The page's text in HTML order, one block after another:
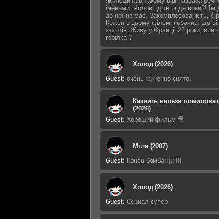
іменами. Чолові, діти, а де вони?! Їм
до неї не має. Закомплесованість,
Кожен в цьому фільмі побачив, що
захотів. Живу у Франції 22 роки,
горілка ?
Холод (2026)
Guest: очень жиненно снято.
Казнить нельзя
(2026)
Guest: Хороший фильм 🎥
Мгла (2007)
Guest: Конец бомба!!¡!!!!!!
Холод (2026)
Guest: Сериал супер